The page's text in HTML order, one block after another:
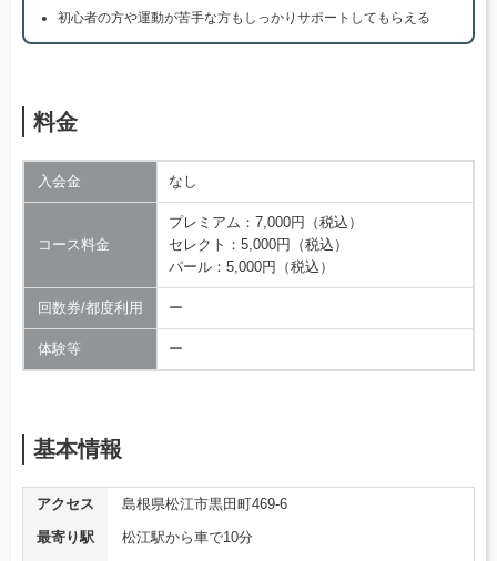
初心者の方や運動が苦手な方もしっかりサポートしてもらえる
料金
入会金 なし
コース料金
プレミアム：7,000円（税込）
セレクト：5,000円（税込）
パール：5,000円（税込）
回数券/都度利用 ー
体験等 ー
基本情報
アクセス
島根県松江市黒田町469-6
最寄り駅
松江駅から車で10分